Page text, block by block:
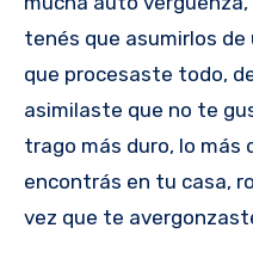
tenés que asumirlos de
que procesaste todo,
asimilaste que no te
trago más duro, lo más
encontrás en tu casa,
vez que te